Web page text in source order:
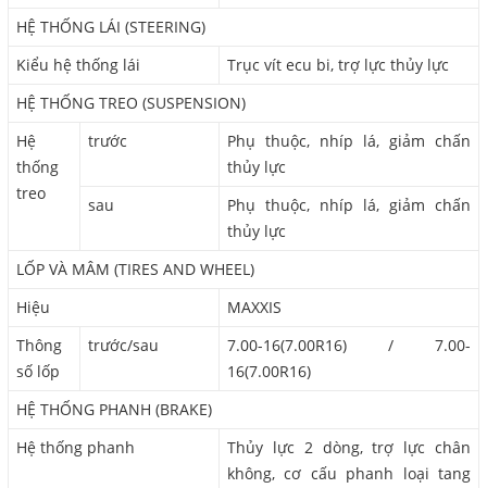
HỆ THỐNG LÁI (STEERING)
Kiểu hệ thống lái
Trục vít ecu bi, trợ lực thủy lực
HỆ THỐNG TREO (SUSPENSION)
Hệ
thống
treo
trước
Phụ thuộc, nhíp lá, giảm chấn
thủy lực
sau
Phụ thuộc, nhíp lá, giảm chấn
thủy lực
LỐP VÀ MÂM (TIRES AND WHEEL)
Hiệu
MAXXIS
Thông
số lốp
trước/sau
7.00-16(7.00R16) / 7.00-
16(7.00R16)
HỆ THỐNG PHANH (BRAKE)
Hệ thống phanh
Thủy lực 2 dòng, trợ lực chân
không, cơ cấu phanh loại tang